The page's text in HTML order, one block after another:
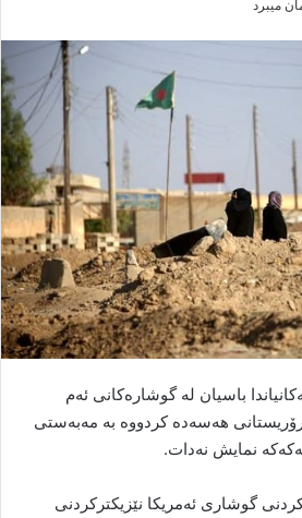
باسیان لە گوشارەکانی ئەم
هەسەدە کردووە بە مەبەستی
نمایش نەدات.
گوشاری ئەمریکا نێزیکترکردنی